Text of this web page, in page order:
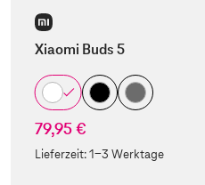
Xiaomi Buds 5
79,95 €
Lieferzeit:1-3 Werktage